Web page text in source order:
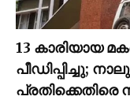
13 കാരിയായ
പീഡിപ്പിച്ചു;